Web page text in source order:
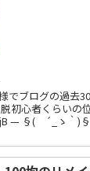
でブログの過去
初心者くらいの
— §( ´_ゝ｀)§